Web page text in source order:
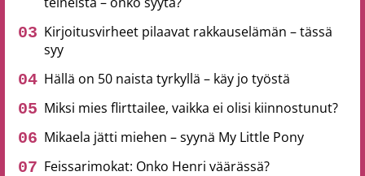
Kirjoitusvirheet pilaavat rakkauselämän – tässä
syy
Hällä on 50 naista tyrkyllä – käy jo työstä
Miksi mies flirttailee, vaikka ei olisi kiinnostunut?
Mikaela jätti miehen – syynä My Little Pony
Feissarimokat: Onko Henri väärässä?